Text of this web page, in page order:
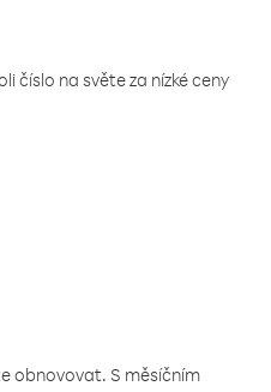
číslo na světe za nízké ceny
obnovovat. S měsíčním